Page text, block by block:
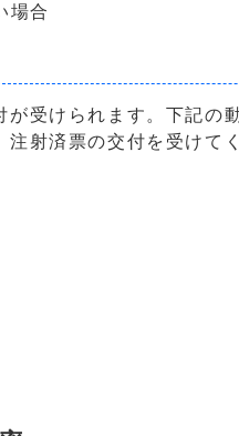
場合
受けられます。下記の
射済票の交付を受けて